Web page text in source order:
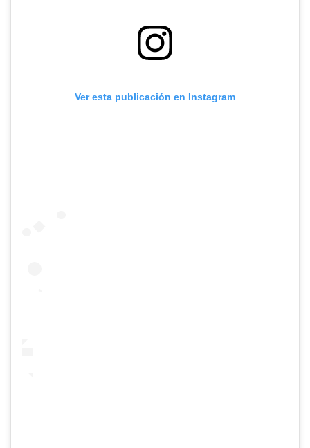
Ver esta publicación en Instagram